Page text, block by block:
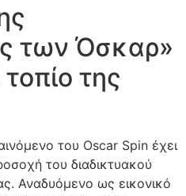
των Όσκαρ»
της
του Oscar Spin έχει
του διαδικτυακού
Αναδυόμενο ως εικονικό